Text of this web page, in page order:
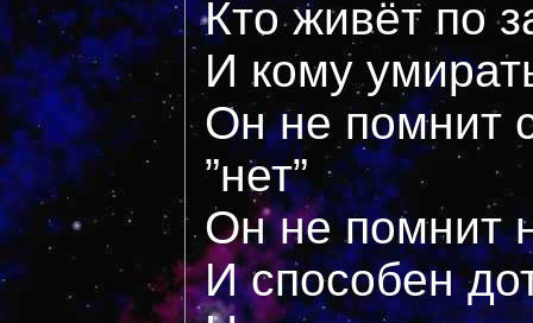
Кто живёт по
И кому
Он не помнит
”нет”
Он не помнит
И способен